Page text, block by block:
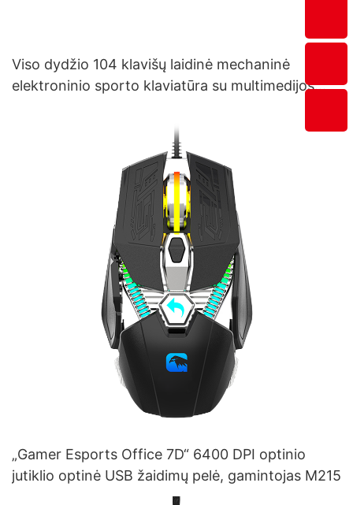
Viso dydžio 104 klavišų laidinė mechaninė
elektroninio sporto klaviatūra su multimedijos
„Gamer Esports Office 7D“ 6400 DPI optinio
jutiklio optinė USB žaidimų pelė, gamintojas M215